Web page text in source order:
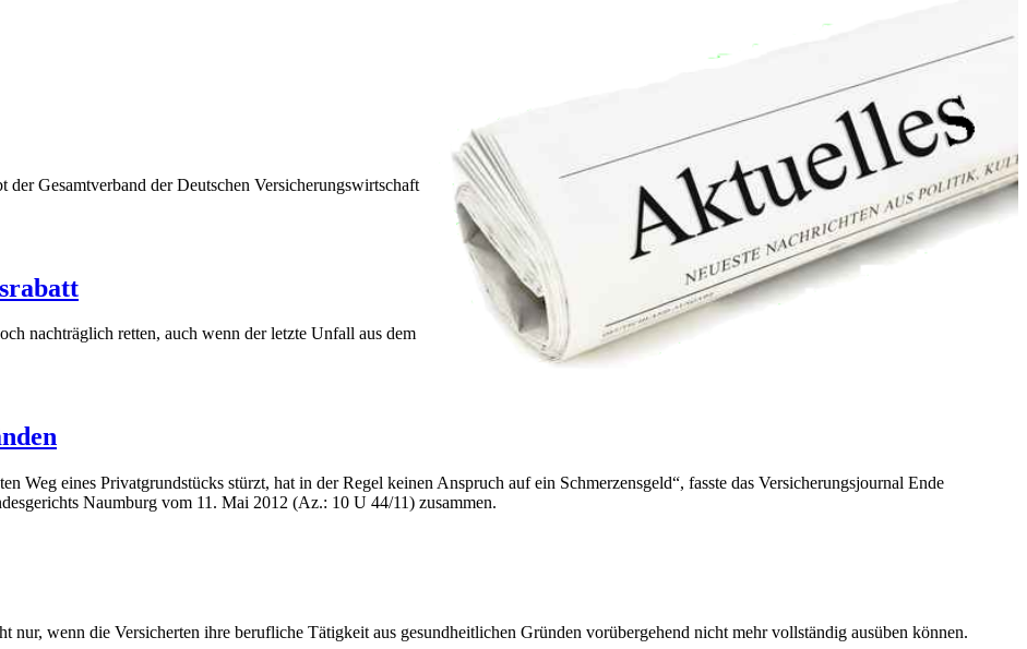
Gesamtverband der Deutschen Versicherungswirtschaft
nachträglich retten, auch wenn der letzte Unfall aus dem
Weg eines Privatgrundstücks stürzt, hat in der Regel keinen Anspruch auf ein Schmerzensgeld“, fasste das Versicherungsjournal Ende
Naumburg vom 11. Mai 2012 (Az.: 10 U 44/11) zusammen.
nur, wenn die Versicherten ihre berufliche Tätigkeit aus gesundheitlichen Gründen vorübergehend nicht mehr vollständig ausüben können.